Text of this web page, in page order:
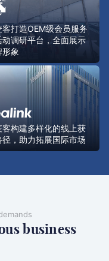
客打造OEM级会员服务
动调研平台，全面展示
象
客构建多样化的线上获
径，助力拓展国际市场
business